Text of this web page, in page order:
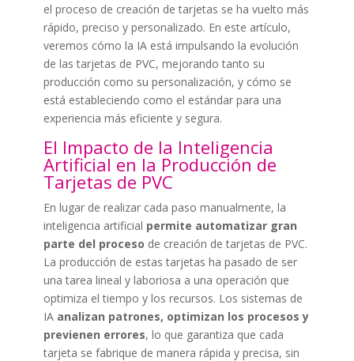
el proceso de creación de tarjetas se ha vuelto más
rápido, preciso y personalizado. En este artículo,
veremos cómo la IA está impulsando la evolución
de las tarjetas de PVC, mejorando tanto su
producción como su personalización, y cómo se
está estableciendo como el estándar para una
experiencia más eficiente y segura.
El Impacto de la Inteligencia
Artificial en la Producción de
Tarjetas de PVC
En lugar de realizar cada paso manualmente, la
inteligencia artificial permite automatizar gran
parte del proceso de creación de tarjetas de PVC.
La producción de estas tarjetas ha pasado de ser
una tarea lineal y laboriosa a una operación que
optimiza el tiempo y los recursos. Los sistemas de
IAanalizan patrones, optimizan los procesos y
previenen errores, lo que garantiza que cada
tarjeta se fabrique de manera rápida y precisa, sin